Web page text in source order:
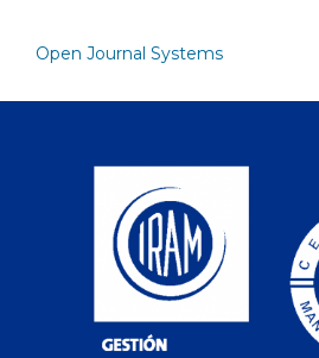
Open Journal Systems